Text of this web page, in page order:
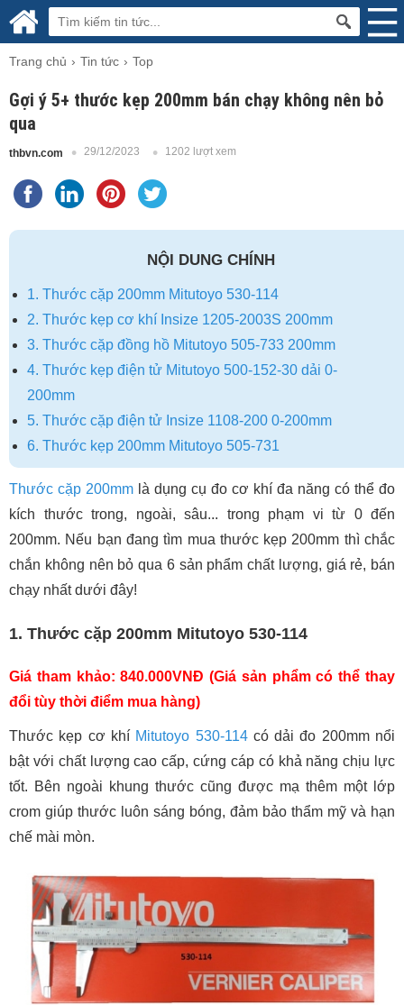
Trang chủ Tin tức Top
Gợi ý 5+ thước kẹp 200mm bán chạy không nên bỏ
qua
thbvn.com 29/12/2023 1202 lượt xem
NỘI DUNG CHÍNH
1. Thước cặp 200mm Mitutoyo 530-114
2. Thước kẹp cơ khí Insize 1205-2003S 200mm
3. Thước cặp đồng hồ Mitutoyo 505-733 200mm
4. Thước kẹp điện tử Mitutoyo 500-152-30 dải 0-
200mm
5. Thước cặp điện tử Insize 1108-200 0-200mm
6. Thước kẹp 200mm Mitutoyo 505-731
Thước cặp 200mm là dụng cụ đo cơ khí đa năng có thể đo
kích thước trong, ngoài, sâu... trong phạm vi từ 0 đến
200mm. Nếu bạn đang tìm mua thước kẹp 200mm thì chắc
chắn không nên bỏ qua 6 sản phẩm chất lượng, giá rẻ, bán
chạy nhất dưới đây!
1. Thước cặp 200mm Mitutoyo 530-114
Giá tham khảo: 840.000VNĐ (Giá sản phẩm có thể thay
đổi tùy thời điểm mua hàng)
Thước kẹp cơ khí Mitutoyo 530-114có dải đo 200mm nổi
bật với chất lượng cao cấp, cứng cáp có khả năng chịu lực
tốt. Bên ngoài khung thước cũng được mạ thêm một lớp
crom giúp thước luôn sáng bóng, đảm bảo thẩm mỹ và hạn
chế mài mòn.